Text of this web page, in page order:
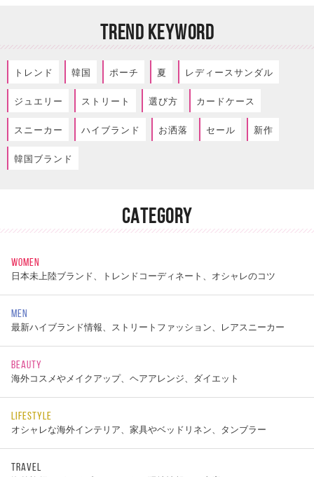
TREND KEYWORD
トレンド 韓国 ポーチ 夏 レディースサンダル
ジュエリー ストリート 選び方 カードケース
スニーカー ハイブランド お洒落 セール 新作
韓国ブランド
CATEGORY
WOMEN
日本未上陸ブランド、トレンドコーディネート、オシャレのコツ
MEN
最新ハイブランド情報、ストリートファッション、レアスニーカー
BEAUTY
海外コスメやメイクアップ、ヘアアレンジ、ダイエット
LIFESTYLE
オシャレな海外インテリア、家具やベッドリネン、タンブラー
TRAVEL